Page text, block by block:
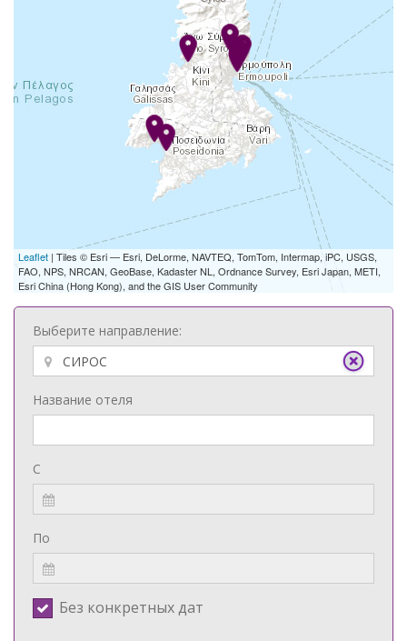
Leaflet | Tiles © Esri — Esri, DeLorme, NAVTEQ, TomTom, Intermap, iPC, USGS,
FAO, NPS, NRCAN, GeoBase, Kadaster NL, Ordnance Survey, Esri Japan, METI,
Esri China (Hong Kong), and the GIS User Community
Выберите направление:
Название отеля
С
По
Без конкретных дат